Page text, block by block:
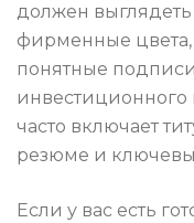
должен
фирменные
понятные
инвестиционного
часто включает
резюме и
Если у вас есть